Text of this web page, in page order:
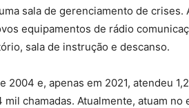
sala de gerenciamento de crises.
equipamentos de rádio
sala de instrução e descanso.
e, apenas em 2021, atendeu
chamadas. Atualmente, atuam no